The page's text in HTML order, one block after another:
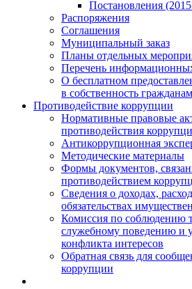
Постановления
Распоряжения
Соглашения
Муниципальный заказ
Планы отдельных
Перечень
О бесплатном
в собственность
Противодействие коррупции
Нормативные правовые
противодействия
Антикоррупционная
Методические материалы
Формы документов,
противодействием
Сведения о доходах,
обязательствах
Комиссия по соблюдению
служебному поведению и
конфликта интересов
Обратная связь для
коррупции